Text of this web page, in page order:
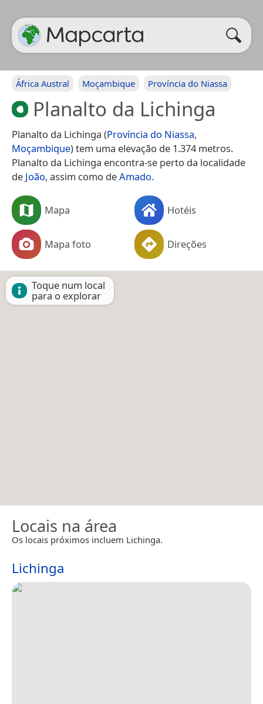
África Austral Moçambique Província do Niassa
Planalto da Lichinga
Planalto da Lichinga (Província do Niassa,
Moçambique) tem uma elevação de 1.374 metros.
Planalto da Lichinga encontra-se perto da localidade
de João, assim como deAmado.
Mapa Hotéis
Mapa foto Direções
Toque num local
para o explorar
Locais na área
Os locais próximos incluem Lichinga.
Lichinga